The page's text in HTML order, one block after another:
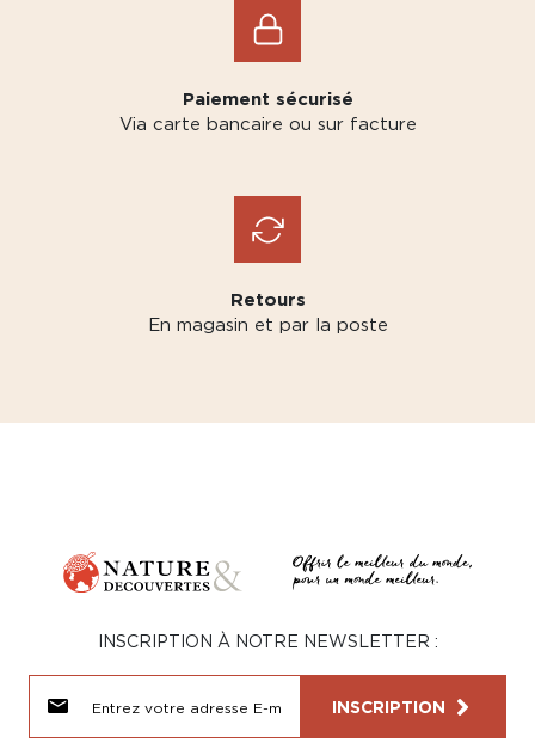
Paiement sécurisé
Via carte bancaire ou sur facture
Retours
En magasin et par la poste
INSCRIPTION À NOTRE NEWSLETTER :
INSCRIPTION